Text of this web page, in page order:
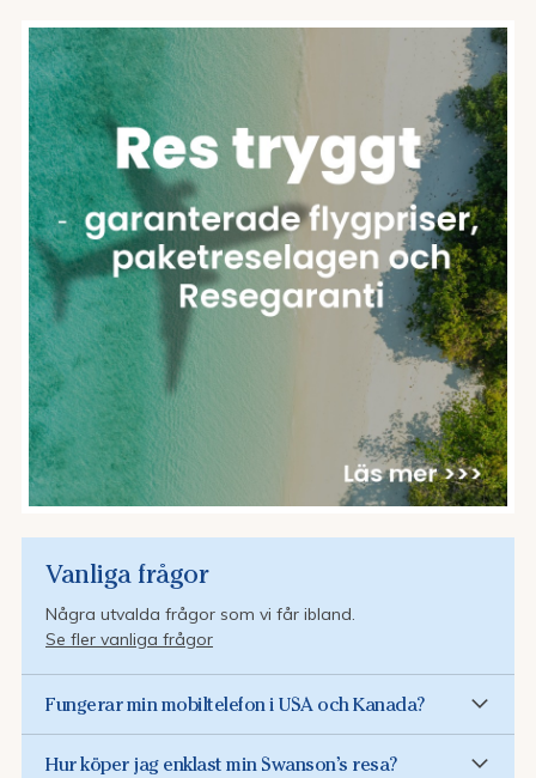
Vanliga frågor
Några utvalda frågor som vi får ibland.
Se fler vanliga frågor
Fungerar min mobiltelefon i USA och Kanada?
Hur köper jag enklast min Swanson’s resa?